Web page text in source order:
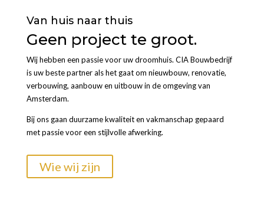
Van huis naar thuis
Geen project te groot.
Wij hebben een passie voor uw droomhuis. CIA Bouwbedrijf
is uw beste partner als het gaat om nieuwbouw, renovatie,
verbouwing, aanbouw en uitbouw in de omgeving van
Amsterdam.
Bij ons gaan duurzame kwaliteit en vakmanschap gepaard
met passie voor een stijlvolle afwerking.
Wie wij zijn